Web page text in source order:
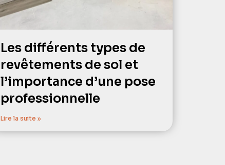
Les différents types de
revêtements de sol et
l’importance d’une pose
professionnelle
Lire la suite »